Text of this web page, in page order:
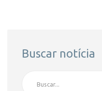
Buscar notícia